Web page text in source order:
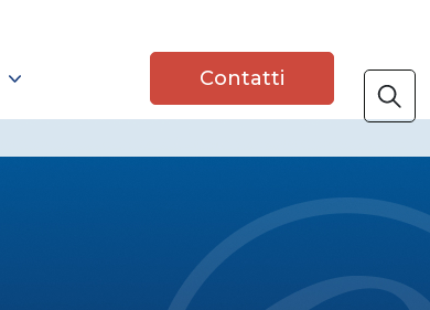
Contatti